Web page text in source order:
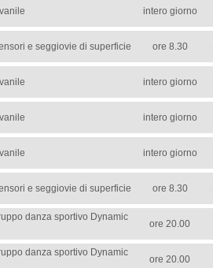
intero giorno
e seggiovie di superficie ore 8.30
intero giorno
intero giorno
intero giorno
e seggiovie di superficie ore 8.30
danza sportivo Dynamic
ore 20.00
danza sportivo Dynamic
ore 20.00